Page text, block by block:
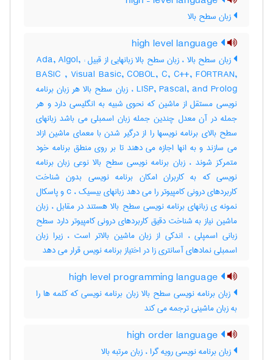
زبان سطح بالا
زبان سطح بالا ، زبان سطح بالا زبانهایی از قبیل : Ada, Algol,
BASIC , Visual Basic, COBOL, C, C++, FORTRAN,
LISP, Pascal, and Prolog ، زبان سطح بالا هر زبان برنامه
نویسی مستقل از ماشین که نحوی شبیه به انگلیسی دارد و هر
جمله در آن معدل چندین جمله زبان اسمبلی می باشد زبانهای
سطح بالای برنامه نویسها را از درگیر شدن با معمای ماشین ازاد
می سازند و به انها اجازه می دهند تا بر روی منطق برنامه خود
متمرکز شوند ، زبان برنامه نویسی سطح بالا نوعی زبان برنامه
نویسی که به کاربران امکان برنامه نویسی بدون شناخت
کاربردهای درونی کامپیوتر را می دهد زبانهای بیسیک ، c و پاسکال
نمونه ی زبانهای برنامه نویسی سطح بالا هستند در مقابل ، زبان
ماشین نیاز به شناخت دقیق کاربردهای درونی کامپیوتر دارد سطح
زبانی اسمپلی ، اندکی از زبان ماشین بالاتر است ، زیرا زبان
اسمبلی نمادهای آسانتری زا در اختیاز برنامه نویس قرار می دهد
زبان برنامه نویسی سطح بالا زبان برنامه نویسی که کلمه ها را
به زبان ماشینی ترجمه می کند
زبان برنامه نویسی رویه گرا ، زبان مرتبه بالا